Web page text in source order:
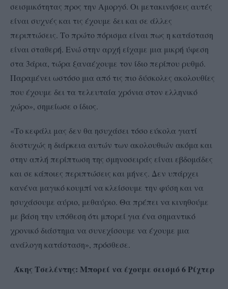
σεισμικότητας προς την Αμοργό. Οι μετακινήσεις αυτές
είναι συχνές και τις έχουμε δει και σε άλλες
περιπτώσεις. Το πρώτο πόρισμα είναι πως η κατάσταση
είναι σταθερή. Ενώ στην αρχή είχαμε μια μικρή ύφεση
στα 3άρια, τώρα ξαναέχουμε τον ίδιο περίπου ρυθμό.
Παραμένει ωστόσο μια από τις πιο δύσκολες ακολουθίες
που έχουμε δει τα τελευταία χρόνια στον ελληνικό
χώρο», σημείωσε ο ίδιος.
«Το κεφάλι μας δεν θα ησυχάσει τόσο εύκολα γιατί
δυστυχώς η διάρκεια αυτών των ακολουθιών ακόμα και
στην απλή περίπτωση της σμηνοσειράς είναι εβδομάδες
και σε κάποιες περιπτώσεις και μήνες. Δεν υπάρχει
κανένα μαγικό κουμπί να κλείσουμε την φύση και να
ησυχάσουμε αύριο, μεθαύριο. Θα πρέπει να κινηθούμε
με βάση την υπόθεση ότι μπορεί για ένα σημαντικό
χρονικό διάστημα να συνεχίσουμε να έχουμε μια
ανάλογη κατάσταση», πρόσθεσε.
Άκης Τσελέντης: Μπορεί να έχουμε σεισμό 6 Ρίχτερ